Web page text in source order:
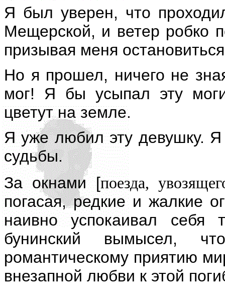
Я был уверен, что
Мещерской, и ветер робко
призывая меня
Но я прошел, ничего не
мог! Я бы усыпал эту
цветут на земле.
Я уже любил эту девушку. Я
судьбы.
За окнами [поезда,
погасая, редкие и жалкие
наивно успокаивал
бунинский вымысел,
романтическому приятию
внезапной любви к этой